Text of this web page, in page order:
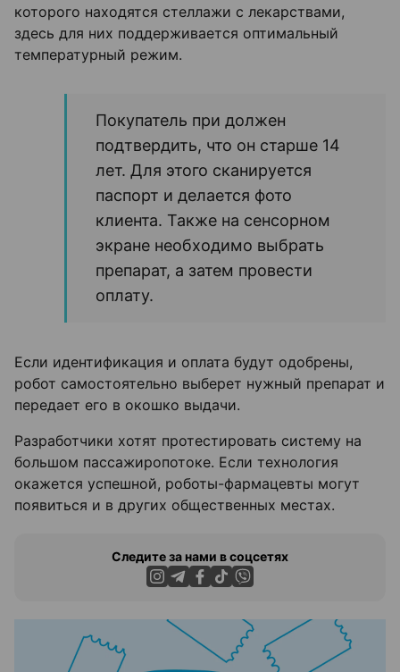
которого находятся стеллажи с лекарствами,
здесь для них поддерживается оптимальный
температурный режим.
Покупатель при должен
подтвердить, что он старше 14
лет. Для этого сканируется
паспорт и делается фото
клиента. Также на сенсорном
экране необходимо выбрать
препарат, а затем провести
оплату.
Если идентификация и оплата будут одобрены,
робот самостоятельно выберет нужный препарат и
передает его в окошко выдачи.
Разработчики хотят протестировать систему на
большом пассажиропотоке. Если технология
окажется успешной, роботы-фармацевты могут
появиться и в других общественных местах.
Следите за нами в соцсетях